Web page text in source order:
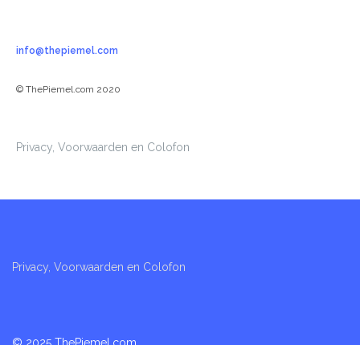
info@thepiemel.com
© ThePiemel.com 2020
Privacy, Voorwaarden en Colofon
Privacy, Voorwaarden en Colofon